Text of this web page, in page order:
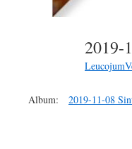
2019-
Album: 2019-11-08